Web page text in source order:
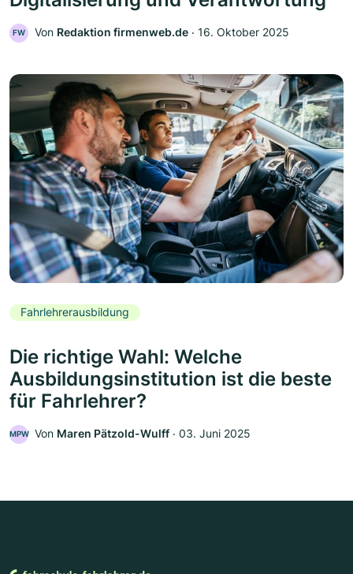
FW Von Redaktion firmenweb.de ‧ 16. Oktober 2025
Fahrlehrerausbildung
Die richtige Wahl: Welche
Ausbildungsinstitution ist die beste
für Fahrlehrer?
MPW Von Maren Pätzold-Wulff ‧ 03. Juni 2025